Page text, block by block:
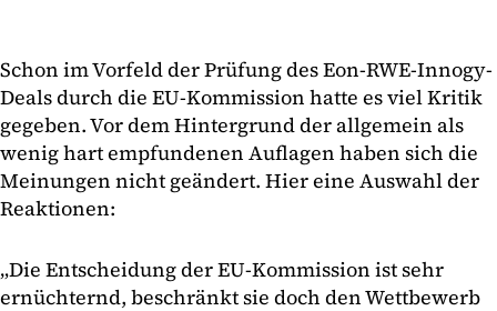
Schon im Vorfeld der Prüfung des Eon-RWE-Innogy-
Deals durch die EU-Kommission hatte es viel Kritik
gegeben. Vor dem Hintergrund der allgemein als
wenig hart empfundenen Auflagen haben sich die
Meinungen nicht geändert. Hier eine Auswahl der
Reaktionen:
„Die Entscheidung der EU-Kommission ist sehr
ernüchternd, beschränkt sie doch den Wettbewerb